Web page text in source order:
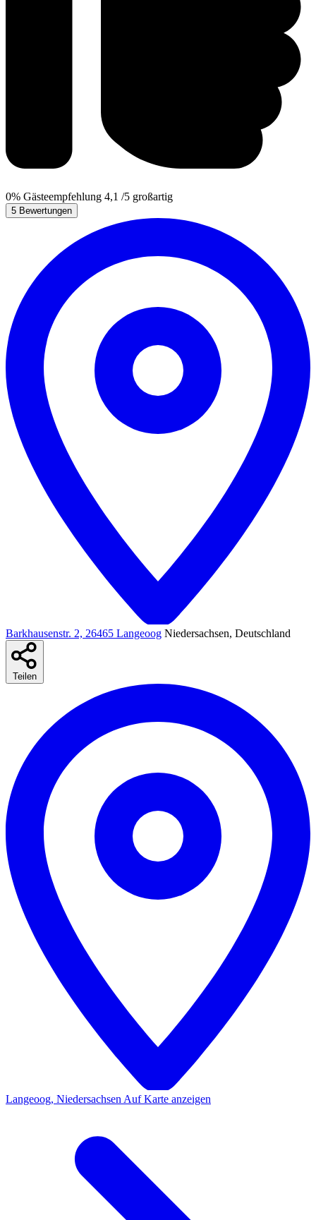
0% Gästeempfehlung 4,1 /5 großartig
5 Bewertungen
Barkhausenstr. 2, 26465 Langeoog Niedersachsen, Deutschland
Teilen
Langeoog, Niedersachsen Auf Karte anzeigen